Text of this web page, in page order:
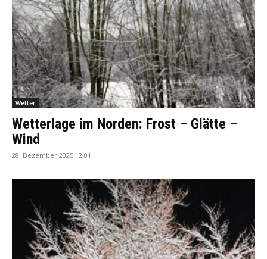
Wetter
Wetterlage im Norden: Frost – Glätte –
Wind
28. Dezember 2025 12:01